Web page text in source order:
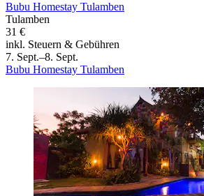
Bubu Homestay Tulamben
Tulamben
31 €
inkl. Steuern & Gebühren
7. Sept.–8. Sept.
Bubu Homestay Tulamben